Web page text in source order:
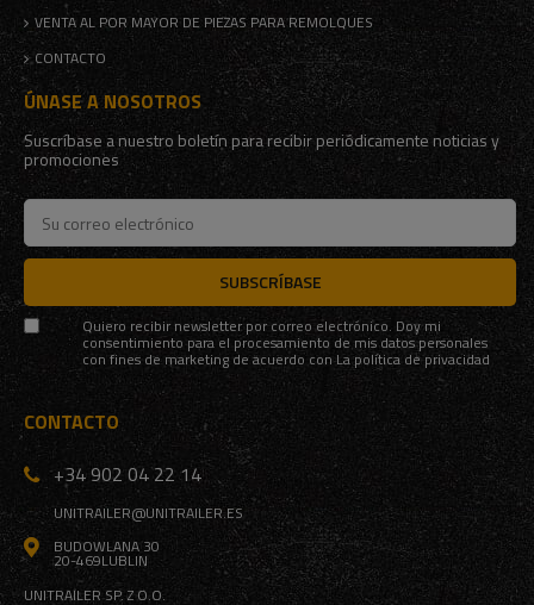
VENTA AL POR MAYOR DE PIEZAS PARA REMOLQUES
CONTACTO
ÚNASE A NOSOTROS
Suscríbase a nuestro boletín para recibir periódicamente noticias y
promociones
SUBSCRÍBASE
Quiero recibir newsletter por correo electrónico. Doy mi
consentimiento para el procesamiento de mis datos personales
con fines de marketing de acuerdo conLa política de privacidad
CONTACTO
+34 902 04 22 14
UNITRAILER@UNITRAILER.ES
BUDOWLANA 30
20-469LUBLIN
UNITRAILER SP. Z O.O.